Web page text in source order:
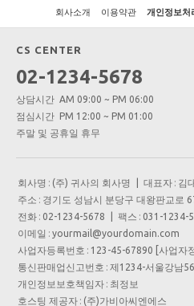
회사소개 이용약관 개인정보처
CS CENTER
02-1234-5678
상담시간 AM 09:00 ~ PM 06:00
점심시간 PM 12:00 ~ PM 01:00
주말 및 공휴일 휴무
회사명 : (주) 귀사의 회사명 | 대표자 : 김
주소 : 경기도 성남시 분당구 대왕판교로
전화 : 02-1234-5678 | 팩스 : 031-1234-
이메일 : yourmail@yourdomain.com
사업자등록번호 : 123-45-67890
[사업자
통신판매업신고번호 : 제1234-서울강남
개인정보보호책임자 : 최정보
호스팅 제공자 : (주)가비아씨엔에스